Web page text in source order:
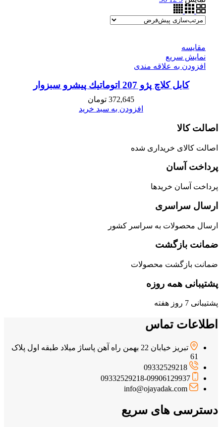
مقايسه
نمایش سریع
افزودن به علاقه مندی
كابل كلاچ پژو 207 اتوماتيك پیشرو سبزوار
372,645 تومان
افزودن به سبد خرید
اصالت کالا
اصالت کالای خریداری شده
پرداخت آسان
پرداخت آسان خریدها
ارسال سراسری
ارسال محصولات به سراسر کشور
ضمانت بازگشت
ضمانت بازگشت محصولات
پشتیبانی همه روزه
پشتیبانی 7 روز هفته
اطلاعات تماس
تبریز خیابان 22 بهمن راه آهن پاساژ میلاد طبقه اول پلاک
61
09332529218
09332529218-09906129937
info@ojayadak.com
دسترسی های سریع